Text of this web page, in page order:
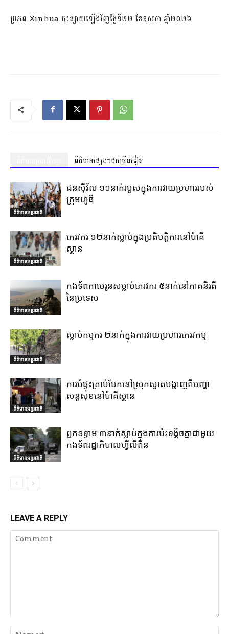
ប្រភព Xinhua ចុះផ្សាយឡើងវិញថ្ងៃទី២២ ខែឧសភា ឆ្នាំ២០២៦
ព័ត៌មានផ្សេងៗជាច្រើនទៀត
ព័ត៌មានអន្តរជាតិ
ជនស៊ីវិល ១១នាក់របួសក្នុងការវាយប្រហាររបស់
ក្រុមហ៊ូធី
ព័ត៌មានអន្តរជាតិ
ភេរវករ ១២នាក់ស្លាប់ក្នុងប្រតិបត្តិការនៅប៉ាគី
ស្ថាន
ព័ត៌មានអន្តរជាតិ
កងទ័ពកាមេរូនសម្លាប់ភេរវករ ៥នាក់នៅភាគនិរតី
នៃប្រទេស
ព័ត៌មានអន្តរជាតិ
ស្លាប់កម្មករ ២នាក់ក្នុងការវាយប្រហារភេរវកម្ម
ព័ត៌មានអន្តរជាតិ
ការបំផ្ទុះគ្រាប់បែកនៅស្រុកស្វាតបង្ហាញពីបញ្ហា
សន្តសុខនៅប៉ាគីស្ថាន
ព័ត៌មានអន្តរជាតិ
ពួកឧទ្ទាម ៣នាក់ស្លាប់ក្នុងការប៉ះទង្គិចគ្នាជាមួយ
កងទ័ពរដ្ឋាភិបាលហ្វីលីពីន
LEAVE A REPLY